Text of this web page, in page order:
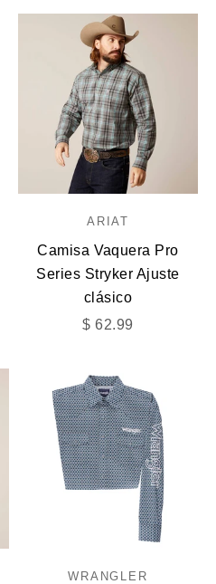
ARIAT
Camisa Vaquera Pro
Series Stryker Ajuste
clásico
Precio de oferta
$ 62.99
WRANGLER